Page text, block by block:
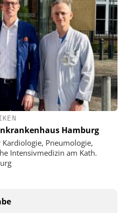
Hamburg
Pneumologie,
Intensivmedizin am Kath.